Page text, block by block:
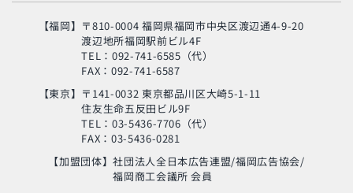
【福岡】 〒810-0004 福岡県福岡市中央区渡辺通4-9-20
渡辺地所福岡駅前ビル4F
TEL：092-741-6585（代）
FAX：092-741-6587
【東京】 〒141-0032 東京都品川区大崎5-1-11
住友生命五反田ビル9F
TEL：03-5436-7706（代）
FAX：03-5436-0281
【加盟団体】社団法人全日本広告連盟/福岡広告協会/
福岡商工会議所 会員
「MSC海のエコラベ
使い終わった制服